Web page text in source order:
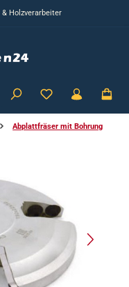
Holzverarbeiter
Abplattfräser mit Bohrung